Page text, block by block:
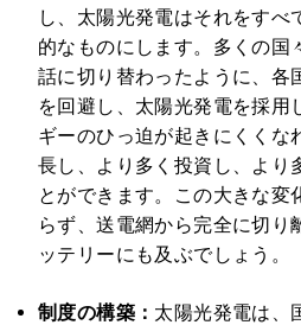
し、太陽光発電はそれをすべ
的なものにします。多くの国
話に切り替わったように、各
を回避し、太陽光発電を採用
ギーのひっ迫が起きにくくな
長し、より多く投資し、より
とができます。この大きな変
らず、送電網から完全に切り
ッテリーにも及ぶでしょう。
制度の構築： 太陽光発電は、